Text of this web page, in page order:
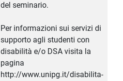
del seminario.
Per informazioni sui servizi di
supporto agli studenti con
disabilità e/o DSA visita la
pagina
http://www.unipg.it/disabilita-